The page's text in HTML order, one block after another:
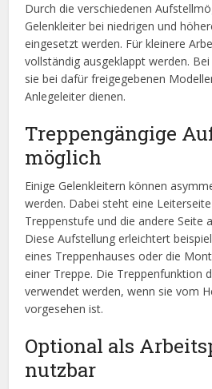
Durch die verschiedenen
Gelenkleiter bei niedrigen und
eingesetzt werden. Für kleinere
vollständig ausgeklappt werden.
sie bei dafür freigegebenen
Anlegeleiter dienen.
Treppengängige
möglich
Einige Gelenkleitern können
werden. Dabei steht eine
Treppenstufe und die andere Seite
Diese Aufstellung erleichtert
eines Treppenhauses oder die
einer Treppe. Die Treppenfunktion
verwendet werden, wenn sie vom
vorgesehen ist.
Optional als
nutzbar